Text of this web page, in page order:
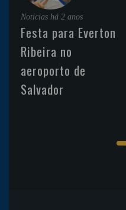
Noticias há 2 anos
Festa para Everton
Ribeira no
aeroporto de
Salvador